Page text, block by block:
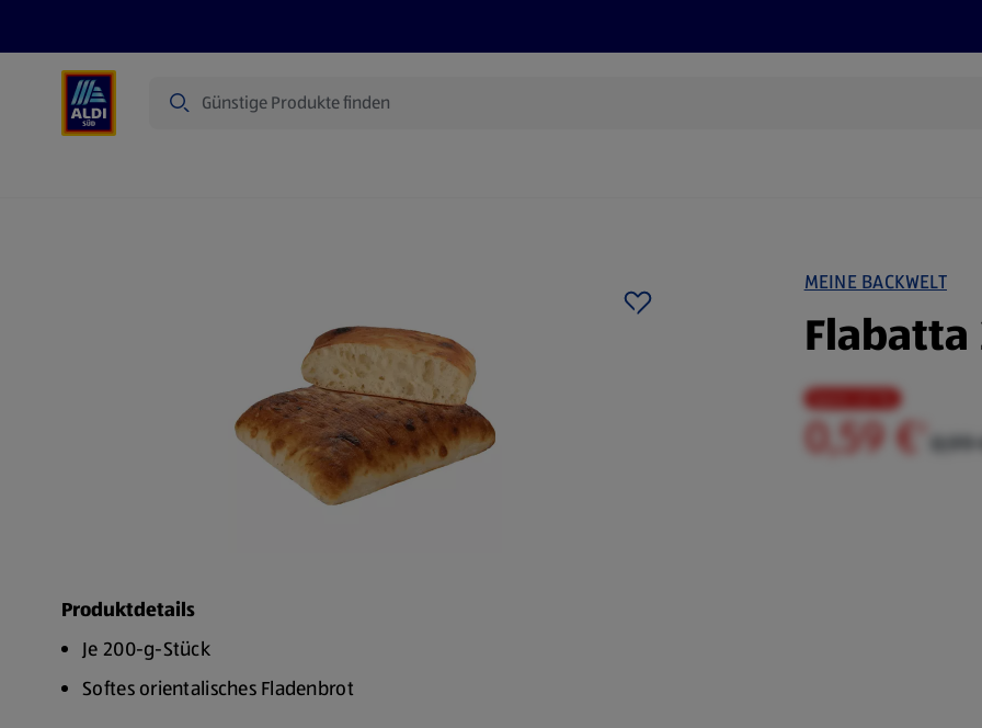
MEINE BACKWELT
Flabatta
Spare 40 %
0,59 € 0,99
Produktdetails
Je 200-g-Stück
Softes orientalisches Fladenbrot